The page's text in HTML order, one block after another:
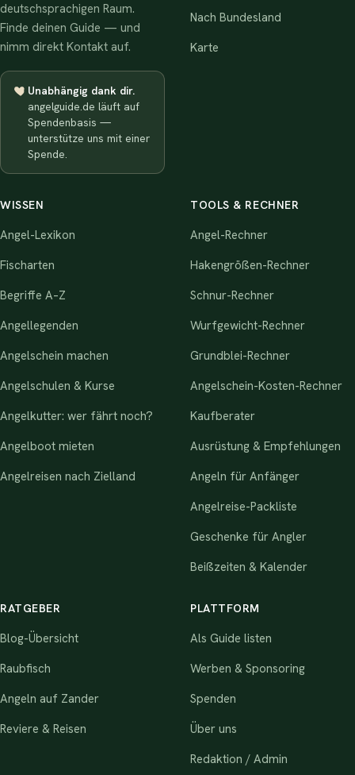
deutschsprachigen Raum.
Finde deinen Guide — und
nimm direkt Kontakt auf.
Unabhängig dank dir.
angelguide.de läuft auf
Spendenbasis —
unterstütze uns mit einer
Spende.
Nach Bundesland
Karte
WISSEN
Angel-Lexikon
Fischarten
Begriffe A–Z
Angellegenden
Angelschein machen
Angelschulen & Kurse
Angelkutter: wer fährt noch?
Angelboot mieten
Angelreisen nach Zielland
TOOLS & RECHNER
Angel-Rechner
Hakengrößen-Rechner
Schnur-Rechner
Wurfgewicht-Rechner
Grundblei-Rechner
Angelschein-Kosten-Rechner
Kaufberater
Ausrüstung & Empfehlungen
Angeln für Anfänger
Angelreise-Packliste
Geschenke für Angler
Beißzeiten & Kalender
RATGEBER
Blog-Übersicht
Raubfisch
Angeln auf Zander
Reviere & Reisen
PLATTFORM
Als Guide listen
Werben & Sponsoring
Spenden
Über uns
Redaktion / Admin